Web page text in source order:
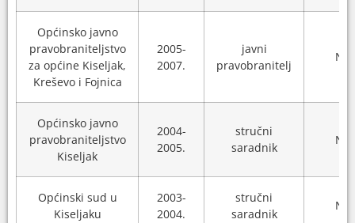
Općinsko javno
pravobraniteljstvo
za općine Kiseljak,
Kreševo i Fojnica
2005-
2007.
javni
pravobranitelj
N/A
Općinsko javno
pravobraniteljstvo
Kiseljak
2004-
2005.
stručni
saradnik
N/A
Općinski sud u
Kiseljaku
2003-
2004.
stručni
saradnik
N/A